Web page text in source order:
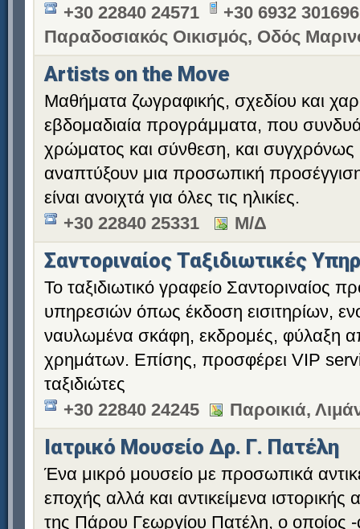
+30 22840 24571
+30 6932 301696
Παραδοσιακός Οικισμός, Οδός
Artists on the Move
Μαθήματα ζωγραφικής, σχεδίου και
εβδομαδιαία προγράμματα, που
χρώματος και σύνθεση, και
αναπτύξουν μια προσωπική
είναι ανοιχτά για όλες τις ηλικίες.
+30 22840 25331
Μ/Δ
Σαντοριναίος Ταξιδιωτικές
Το ταξιδιωτικό γραφείο Σαντοριναίος
υπηρεσιών όπως έκδοση εισιτηρίων,
ναυλωμένα σκάφη, εκδρομές, φύλαξη
χρημάτων. Επίσης, προσφέρει VIP
ταξιδιώτες
+30 22840 24245
Παροικιά,
Ιατρικό Μουσείο Δρ. Γ. Πατέλη
Ένα μικρό μουσείο με προσωπικά
εποχής αλλά και αντικείμενα
της Πάρου Γεωργίου Πατέλη, ο οποίος